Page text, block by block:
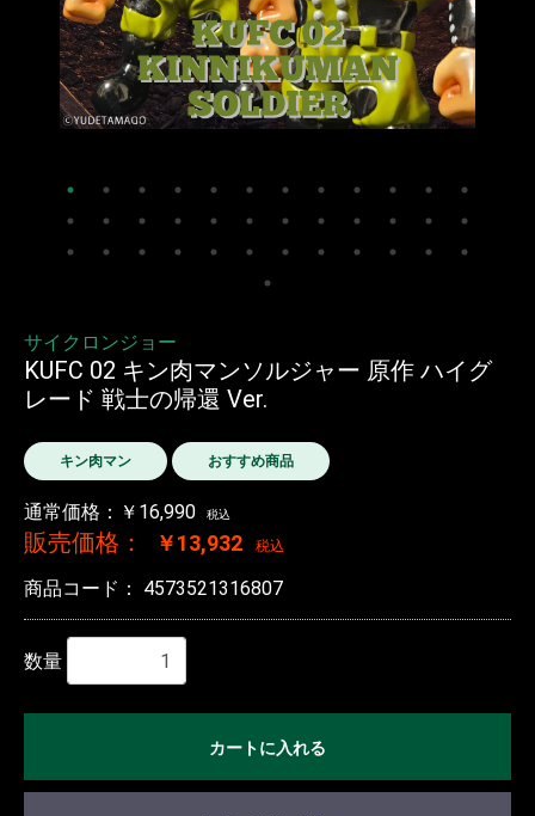
サイクロンジョー
KUFC 02 キン肉マンソルジャー 原作 ハイグ
レード 戦士の帰還 Ver.
キン肉マン おすすめ商品
通常価格：￥16,990 税込
販売価格： ￥13,932 税込
商品コード： 4573521316807
数量
カートに入れる